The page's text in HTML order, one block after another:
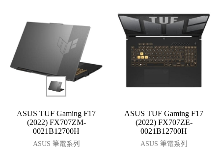
ASUS TUF Gaming F17
(2022) FX707ZM-
0021B12700H
ASUS 筆電系列
ASUS TUF Gaming F17
(2022) FX707ZE-
0021B12700H
ASUS 筆電系列